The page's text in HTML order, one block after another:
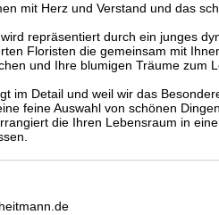
mit Herz und Verstand und das
repräsentiert durch ein junges
Floristen die gemeinsam mit
und Ihre blumigen Träume zum
im Detail und weil wir das
feine Auswahl von schönen
die Ihren Lebensraum in